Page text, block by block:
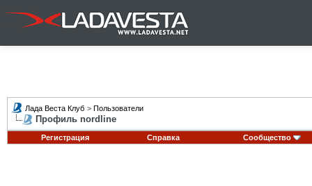
Лада Веста Клуб > Пользователи
Профиль nordline
Регистрация Справка Сообщество